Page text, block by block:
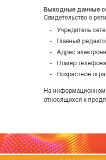
Выходные данные
Свидетельство о
Учредитель
Главный
Адрес
Номер
Возрастное
На информационном
относящихся к